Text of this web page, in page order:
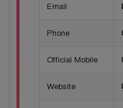
Email
Phone
Official Mobile
Website